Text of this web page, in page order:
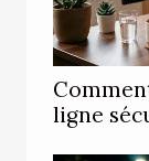
ligne